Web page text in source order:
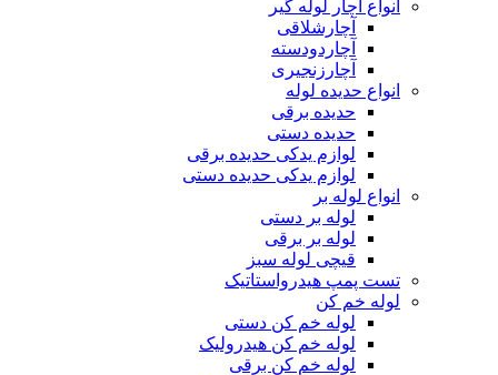
انواع آچار لوله گیر
آچارشلاقی
آچاردودسته
آچارزنجیری
انواع حدیده لوله
حدیده برقی
حدیده دستی
لوازم یدکی حدیده برقی
لوازم یدکی حدیده دستی
انواع لوله بر
لوله بر دستی
لوله بر برقی
قیچی لوله سبز
تست پمپ هیدرواستاتیک
لوله خم کن
لوله خم کن دستی
لوله خم کن هیدرولیک
لوله خم کن برقی